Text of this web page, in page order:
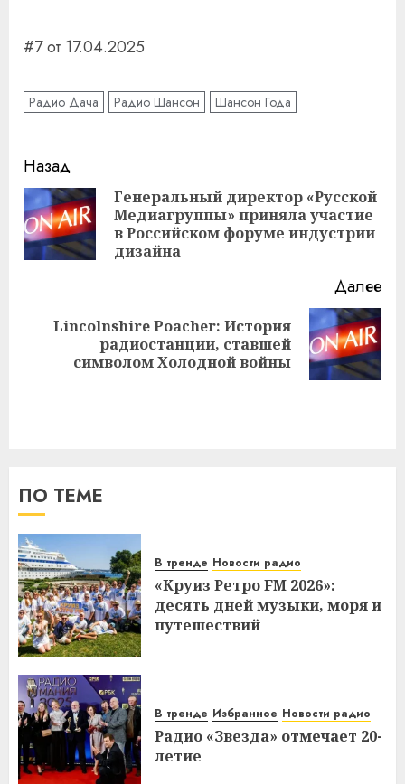
#7 от 17.04.2025
Радио Дача Радио Шансон Шансон Года
Навигация
записи
Назад
Генеральный директор «Русской
Медиагруппы» приняла участие
в Российском форуме индустрии
дизайна
Далее
Следующая
запись:
Lincolnshire Poacher: История
радиостанции, ставшей
символом Холодной войны
ПО ТЕМЕ
В тренде Новости радио
«Круиз Ретро FM 2026»:
десять дней музыки, моря и
путешествий
В тренде Избранное Новости радио
Радио «Звезда» отмечает 20-
летие